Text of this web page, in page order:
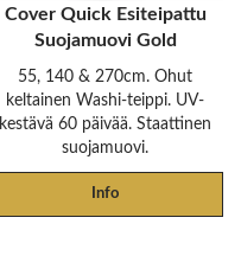
Cover Quick Esiteipattu
Suojamuovi Gold
55, 140 & 270cm. Ohut
keltainen Washi-teippi. UV-
kestävä 60 päivää. Staattinen
suojamuovi.
Info